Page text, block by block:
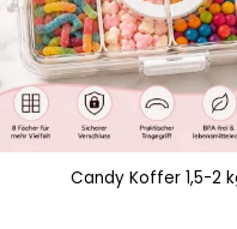
Candy Koffer 1,5-2